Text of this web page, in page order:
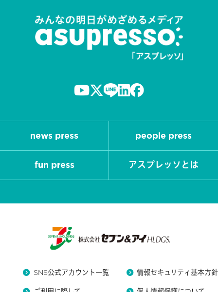
news press people press
fun press アスプレッソとは
SNS公式アカウント一覧 情報セキュリティ基本方針